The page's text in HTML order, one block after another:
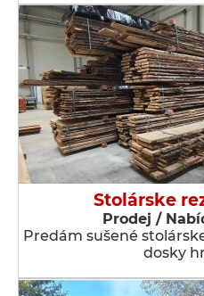
Stolárske
Prodej /
Predám sušené
dosky